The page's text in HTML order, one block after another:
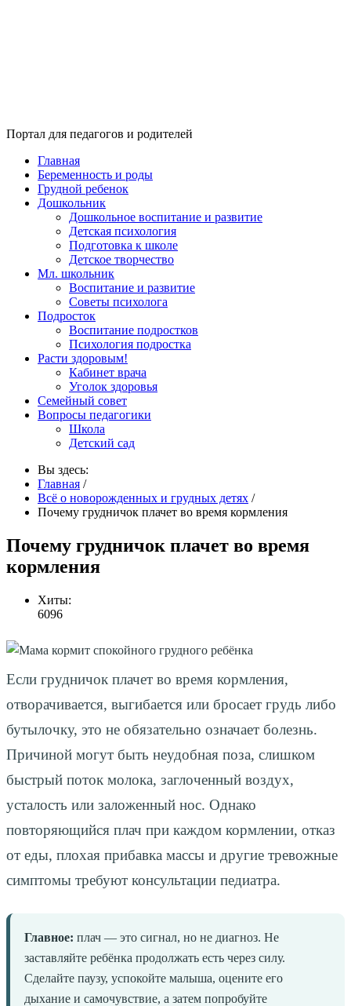
Портал для педагогов и родителей
Главная
Беременность и роды
Грудной ребенок
Дошкольник
Дошкольное воспитание и развитие
Детская психология
Подготовка к школе
Детское творчество
Мл. школьник
Воспитание и развитие
Советы психолога
Подросток
Воспитание подростков
Психология подростка
Расти здоровым!
Кабинет врача
Уголок здоровья
Семейный совет
Вопросы педагогики
Школа
Детский сад
Вы здесь:
Главная /
Всё о новорожденных и грудных детях /
Почему грудничок плачет во время кормления
Почему грудничок плачет во время
кормления
Хиты:
6096
Если грудничок плачет во время кормления,
отворачивается, выгибается или бросает грудь либо
бутылочку, это не обязательно означает болезнь.
Причиной могут быть неудобная поза, слишком
быстрый поток молока, заглоченный воздух,
усталость или заложенный нос. Однако
повторяющийся плач при каждом кормлении, отказ
от еды, плохая прибавка массы и другие тревожные
симптомы требуют консультации педиатра.
Главное: плач — это сигнал, но не диагноз. Не
заставляйте ребёнка продолжать есть через силу.
Сделайте паузу, успокойте малыша, оцените его
дыхание и самочувствие, а затем попробуйте